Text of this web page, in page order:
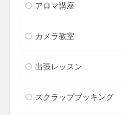
アロマ講座
カメラ教室
出張レッスン
スクラップブッキング